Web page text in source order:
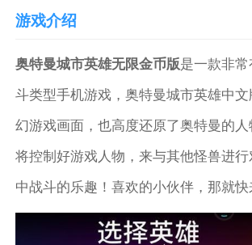
游戏介绍
奥特曼城市英雄无限金币版是一款非
斗类型手机游戏，奥特曼城市英雄中
幻游戏画面，也高度还原了奥特曼的人
将控制好游戏人物，来与其他怪兽进
中战斗的乐趣！喜欢的小伙伴，那就快